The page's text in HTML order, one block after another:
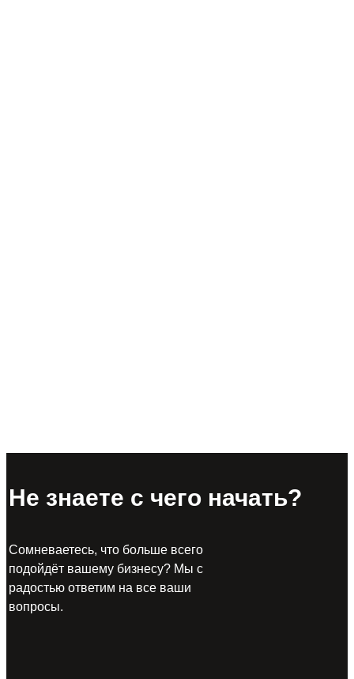
Не знаете с чего начать?
Сомневаетесь, что больше всего
подойдёт вашему бизнесу? Мы с
радостью ответим на все ваши
вопросы.